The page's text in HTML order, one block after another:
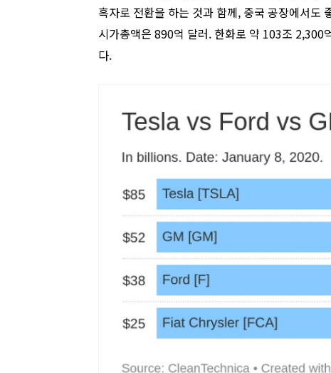
흑자로 전환을 하는 것과 함께, 중국 공장에서도
시가총액은 890억 달러. 한화로 약 103조 2,300
다.